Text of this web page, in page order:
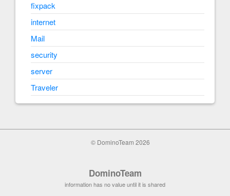
fixpack
internet
Mail
security
server
Traveler
© DominoTeam 2026
DominoTeam
information has no value until it is shared